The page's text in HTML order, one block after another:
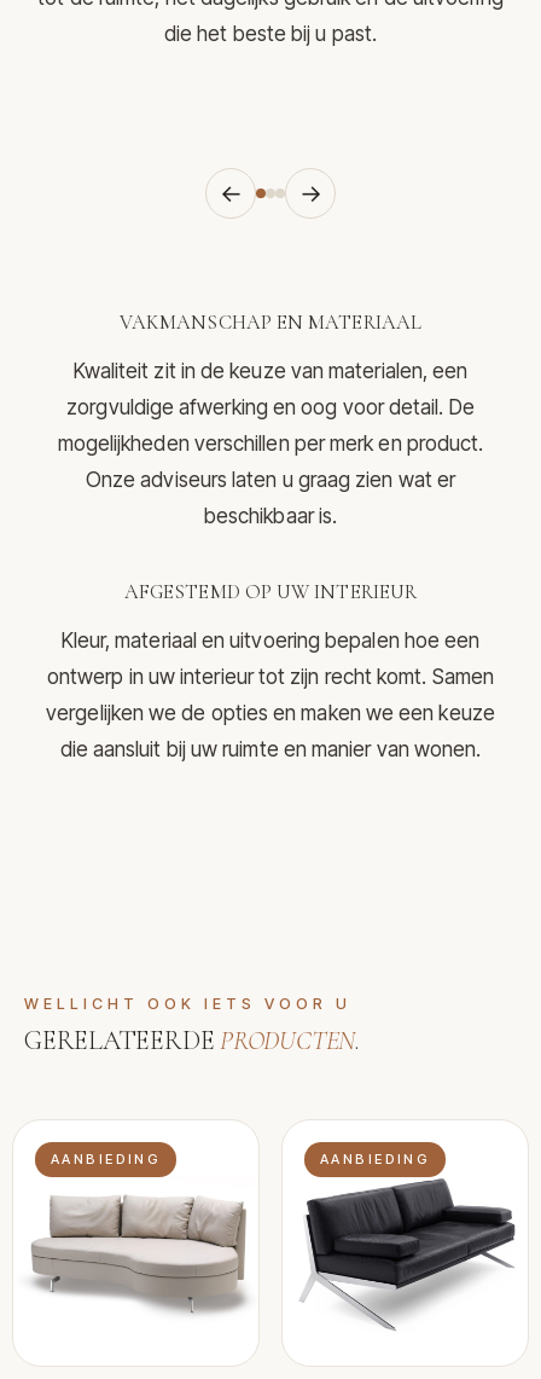
die het beste bij u past.
← →
VAKMANSCHAP EN MATERIAAL
Kwaliteit zit in de keuze van materialen, een
zorgvuldige afwerking en oog voor detail. De
mogelijkheden verschillen per merk en product.
Onze adviseurs laten u graag zien wat er
beschikbaar is.
AFGESTEMD OP UW INTERIEUR
Kleur, materiaal en uitvoering bepalen hoe een
ontwerp in uw interieur tot zijn recht komt. Samen
vergelijken we de opties en maken we een keuze
die aansluit bij uw ruimte en manier van wonen.
WELLICHT OOK IETS VOOR U
GERELATEERDEPRODUCTEN.
AANBIEDING AANBIEDING